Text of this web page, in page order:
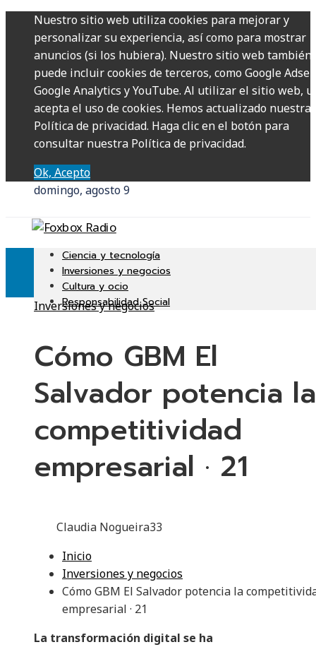
Nuestro sitio web utiliza cookies para mejorar y
personalizar su experiencia, así como para mostrar
anuncios (si los hubiera). Nuestro sitio web también
puede incluir cookies de terceros, como Google
Google Analytics y YouTube. Al utilizar el sitio web,
acepta el uso de cookies. Hemos actualizado nuestra
Política de privacidad. Haga clic en el botón para
consultar nuestra Política de privacidad.
Ok, Acepto
domingo, agosto 9
Ciencia y tecnología
Inversiones y negocios
Cultura y ocio
Responsabilidad Social
Inversiones y negocios
Cómo GBM El
Salvador potencia la
competitividad
empresarial · 21
Claudia Nogueira33
Inicio
Inversiones y negocios
Cómo GBM El Salvador potencia la
empresarial · 21
La transformación digital se ha